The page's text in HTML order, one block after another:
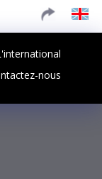
nous